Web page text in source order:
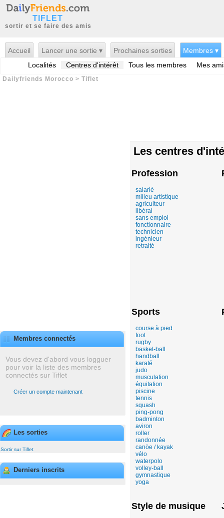
TIFLET
sortir et se faire des amis
Accueil Lancer une sortie ▾ Prochaines sorties
Membres ▾
Localités
Centres d'intérêt Tous les membres Mes
Dailyfriends Morocco > Tiflet
Membres connectés
Vous devez d'abord vous logguer
pour voir la liste des membres
connectés sur Tiflet
Créer un compte maintenant
Les sorties
Sortir sur Tiflet
Derniers inscrits
Les centres
Profession
salarié
milieu artistique
agriculteur
libéral
sans emploi
fonctionnaire
technicien
ingénieur
retraité
Sports
course à pied
foot
rugby
basket-ball
handball
karaté
judo
musculation
équitation
piscine
tennis
squash
ping-pong
badminton
aviron
roller
randonnée
canöe / kayak
vélo
waterpolo
volley-ball
gymnastique
yoga
Style de musique